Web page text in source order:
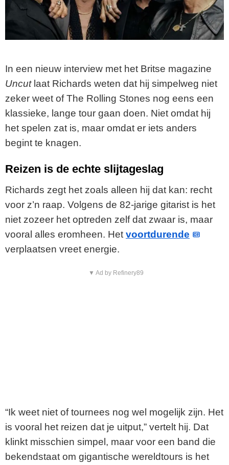
In een nieuw interview met het Britse magazine
Uncutlaat Richards weten dat hij simpelweg niet
zeker weet of The Rolling Stones nog eens een
klassieke, lange tour gaan doen. Niet omdat hij
het spelen zat is, maar omdat er iets anders
begint te knagen.
Reizen is de echte slijtageslag
Richards zegt het zoals alleen hij dat kan: recht
voor z’n raap. Volgens de 82-jarige gitarist is het
niet zozeer het optreden zelf dat zwaar is, maar
vooral alles eromheen. Het voortdurende
verplaatsen vreet energie.
▼ Ad by Refinery89
“Ik weet niet of tournees nog wel mogelijk zijn. Het
is vooral het reizen dat je uitput,” vertelt hij. Dat
klinkt misschien simpel, maar voor een band die
bekendstaat om gigantische wereldtours is het